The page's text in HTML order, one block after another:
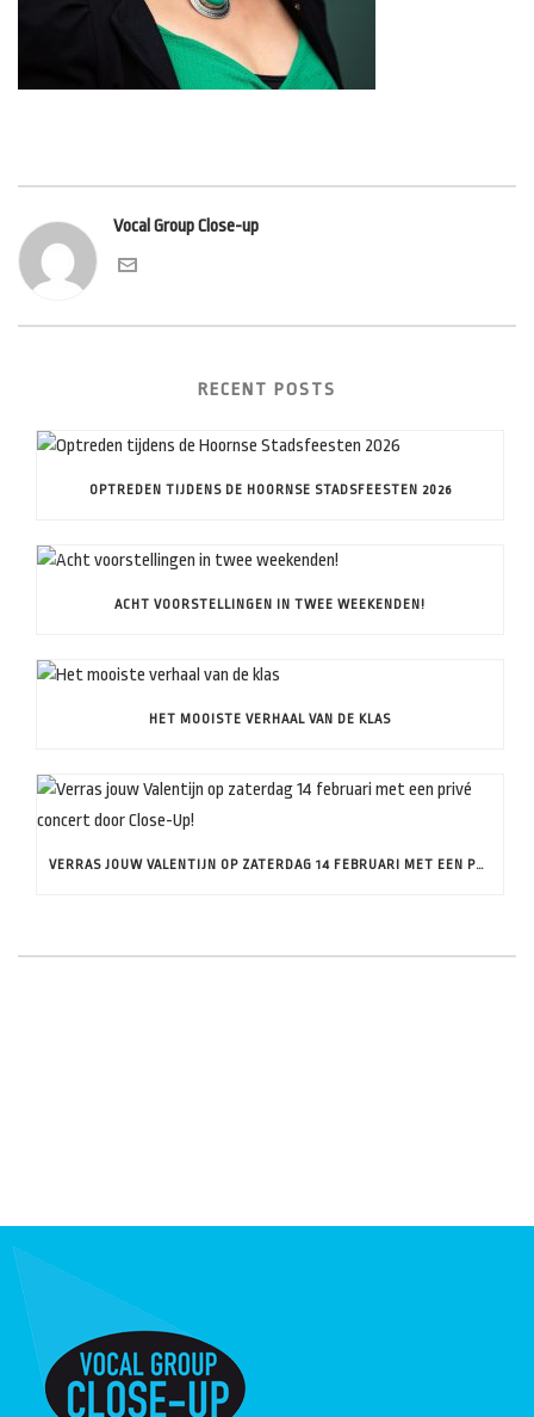
Vocal Group Close-up
RECENT POSTS
OPTREDEN TIJDENS DE HOORNSE STADSFEESTEN 2026
ACHT VOORSTELLINGEN IN TWEE WEEKENDEN!
HET MOOISTE VERHAAL VAN DE KLAS
VERRAS JOUW VALENTIJN OP ZATERDAG 14 FEBRUARI MET EEN PRIVÉ CONCERT DOOR CLOSE-UP!